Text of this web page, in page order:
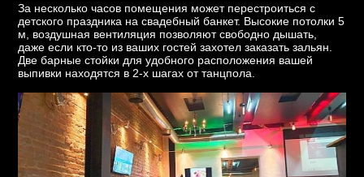
За несколько часов помещения может перестроиться с
детского праздника на свадебный банкет. Высокие потолки 5
м, воздушная вентиляция позволяют свободно дышать,
даже если кто-то из ваших гостей захотел заказать зальян.
Две барные стойки для удобного расположения вашей
выпивки находятся в 2-х шагах от танцпола.